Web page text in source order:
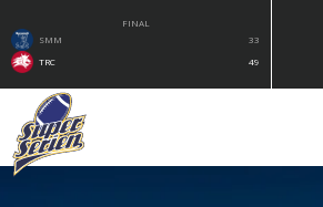
FINAL
SMM
33
TRC
49